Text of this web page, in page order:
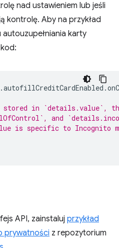
nad ustawieniem lub jeśli
kontrolę. Aby na przykład
karty
.autofillCreditCardEnabled .
stored in `details.value`,
and
is specific to Incognito
API, zainstaluj przykład
prywatności z repozytorium